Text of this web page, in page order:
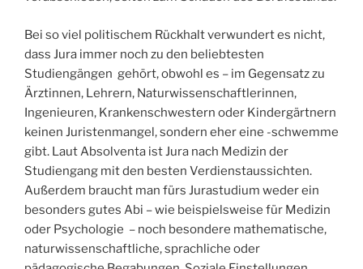
Bei so viel politischem Rückhalt verwundert es nicht,
dass Jura immer noch zu den beliebtesten
Studiengängen gehört, obwohl es – im Gegensatz zu
Ärztinnen, Lehrern, Naturwissenschaftlerinnen,
Ingenieuren, Krankenschwestern oder Kindergärtnern
keinen Juristenmangel, sondern eher eine -schwemme
gibt. Laut Absolventa ist Jura nach Medizin der
Studiengang mit den besten Verdienstaussichten.
Außerdem braucht man fürs Jurastudium weder ein
besonders gutes Abi – wie beispielsweise für Medizin
oder Psychologie – noch besondere mathematische,
naturwissenschaftliche, sprachliche oder